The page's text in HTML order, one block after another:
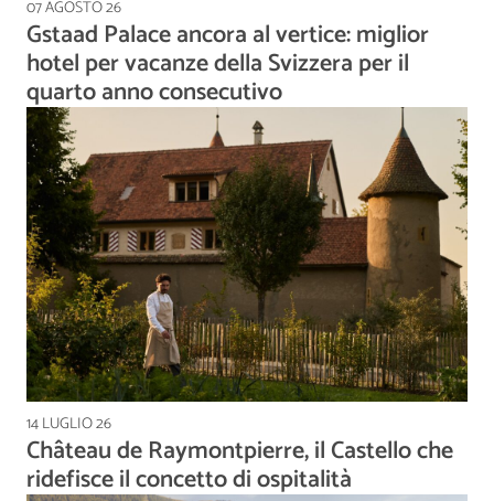
07 AGOSTO 26
Gstaad Palace ancora al vertice: miglior
hotel per vacanze della Svizzera per il
quarto anno consecutivo
14 LUGLIO 26
Château de Raymontpierre, il Castello che
ridefisce il concetto di ospitalità